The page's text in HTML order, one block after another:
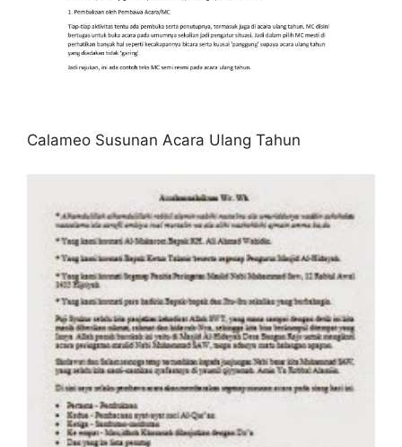
Calameo Susunan Acara Ulang Tahun